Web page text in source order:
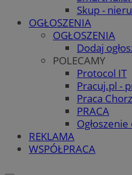
Skup -
OGŁOSZENIA
OGŁOSZENIA
Dodaj
POLECAMY
Protocol IT
Pracuj.pl -
Praca
PRACA
REKLAMA
WSPÓŁPRACA